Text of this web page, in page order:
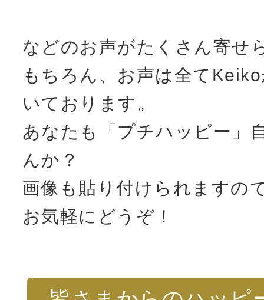
などのお声がたくさん寄せ
もちろん、お声は全て
いております。
あなたも「プチハッピー」
んか？
画像も貼り付けられますの
お気軽にどうぞ！